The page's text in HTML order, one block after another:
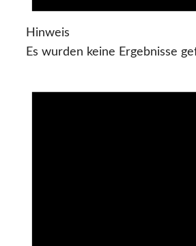
Hinweis
Es wurden keine Ergebnisse